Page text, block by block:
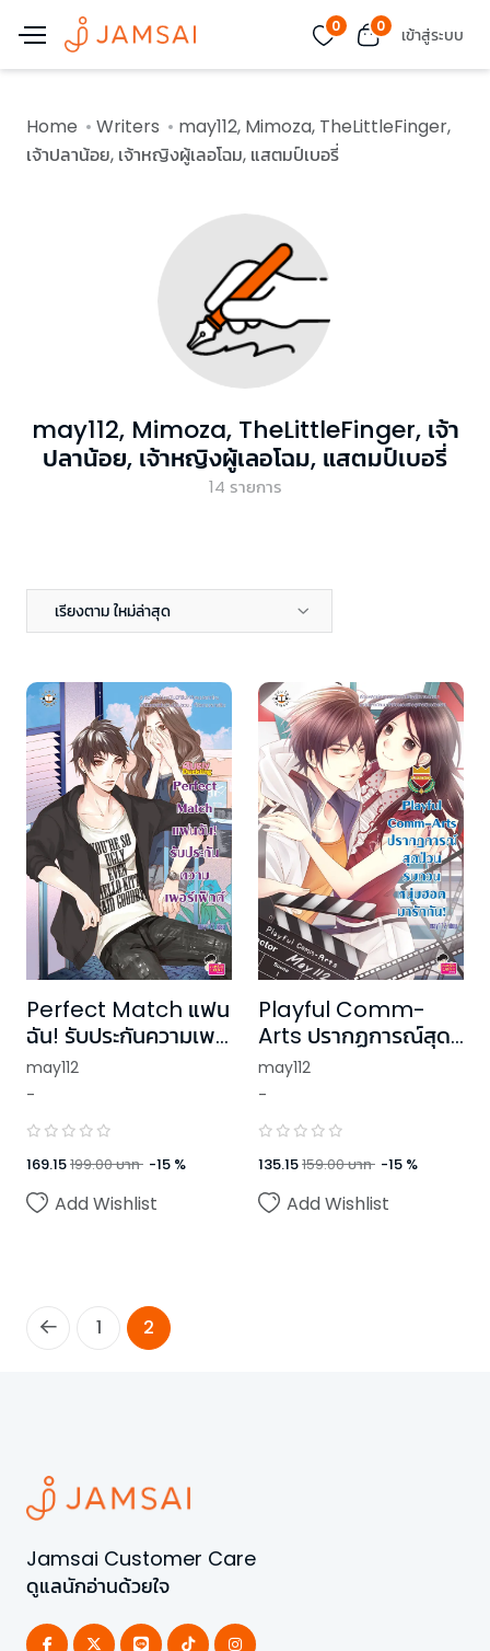
0 0 เข้าสู่ระบบ
Home Writers
may112, Mimoza, TheLittleFinger,
เจ้าปลาน้อย, เจ้าหญิงผู้เลอโฉม, แสตมป์เบอรี่
may112, Mimoza, TheLittleFinger, เจ้า
ปลาน้อย, เจ้าหญิงผู้เลอโฉม, แสตมป์เบอรี่
14 รายการ
เรียงตาม ใหม่ล่าสุด
Perfect Match แฟน
ฉัน! รับประกันความเพ
อร์เฟ็กต์ ชุด Ugly
Duckling
may112
-
169.15199.00บาท -15 %
Add Wishlist
Playful Comm-
Arts ปรากฏการณ์สุด
ป่วน รบกวนหนุ่มฮอต
มารักกัน! ชุด U Prince
may112
-
135.15159.00บาท -15 %
Add Wishlist
1 2
Jamsai Customer Care
ดูแลนักอ่านด้วยใจ